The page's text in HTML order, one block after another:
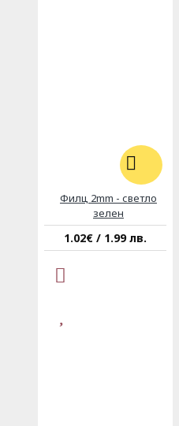
Филц 2mm - светло
зелен
1.02€ / 1.99 лв.